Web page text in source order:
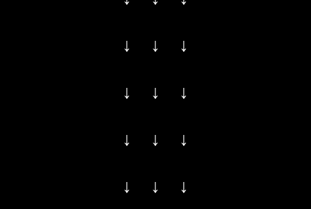
↓ ↓ ↓
↓ ↓ ↓
↓ ↓ ↓
↓ ↓ ↓